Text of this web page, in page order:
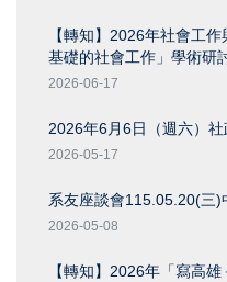
【轉知】2026年社會工
基礎的社會工作」學術研
2026-06-17
2026年6月6日（週六）
2026-05-17
系友座談會115.05.20(三
2026-05-08
【轉知】2026年「寫高